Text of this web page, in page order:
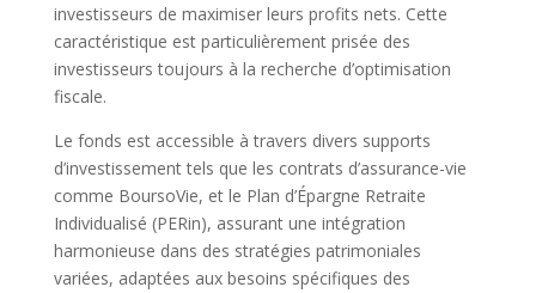
investisseurs de maximiser leurs profits nets. Cette
caractéristique est particulièrement prisée des
investisseurs toujours à la recherche d’optimisation
fiscale.
Le fonds est accessible à travers divers supports
d’investissement tels que les contrats d’assurance-vie
comme BoursoVie, et le Plan d’Épargne Retraite
Individualisé (PERin), assurant une intégration
harmonieuse dans des stratégies patrimoniales
variées, adaptées aux besoins spécifiques des